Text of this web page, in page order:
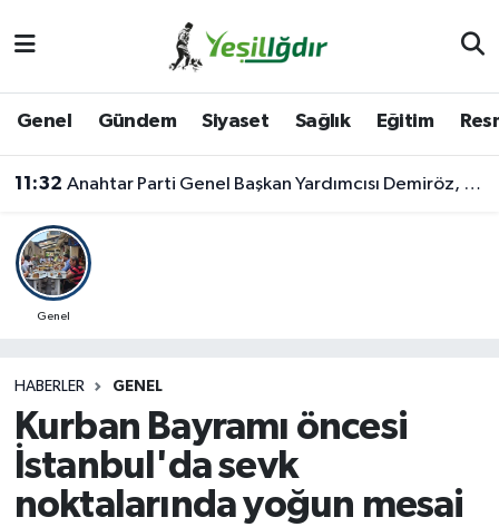
Genel Gündem Siyaset Sağlık Eğitim
11:32 Anahtar Parti Genel Başkan Yardımcısı Demiröz, Iğdır’da Basın Mensuplarıyla Buluştu
Genel
HABERLER GENEL
Kurban Bayramı öncesi
İstanbul'da sevk
noktalarında yoğun mesai
Iğdır Trafik Yoğunluk Haritası
Süper Lig Puan Durumu ve Fikstür
Son Dakika Haberleri
Haber Arşivi